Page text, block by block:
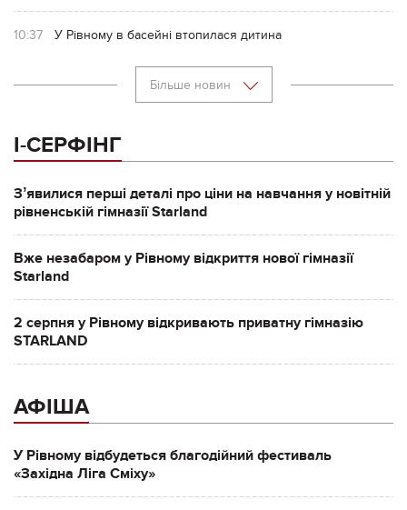
10:37 У Рівному в басейні втопилася дитина
Більше новин
І-СЕРФІНГ
Зʼявилися перші деталі про ціни на навчання у новітній
рівненській гімназії Starland
Вже незабаром у Рівному відкриття нової гімназії
Starland
2 серпня у Рівному відкривають приватну гімназію
STARLAND
АФІША
У Рівному відбудеться благодійний фестиваль
«Західна Ліга Сміху»